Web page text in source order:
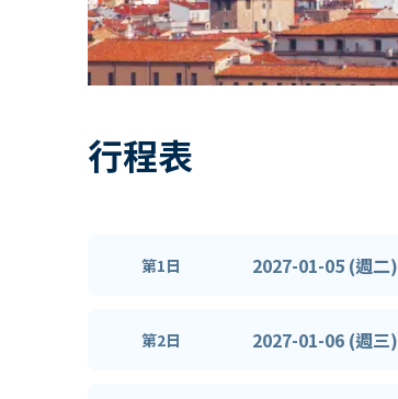
行程表
第1日 2027-01-05 (週二)
第2日 2027-01-06 (週三)